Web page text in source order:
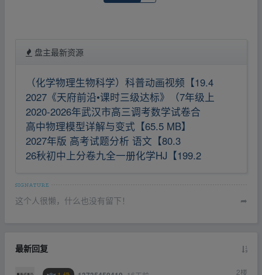
盘主最新资源
（化学物理生物科学）科普动画视频【19.4
2027《天府前沿•课时三级达标》（7年级上
2020-2026年武汉市高三调考数学试卷合
高中物理模型详解与变式【65.5 MB】
2027年版 高考试题分析 语文【80.3
26秋初中上分卷九全一册化学HJ【199.2
这个人很懒，什么也没有留下！ ➦
最新回复
2楼